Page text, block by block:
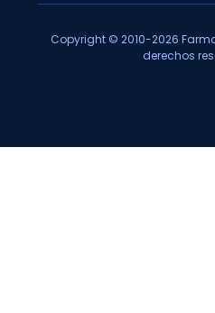
Copyright © 2010-2026
derechos